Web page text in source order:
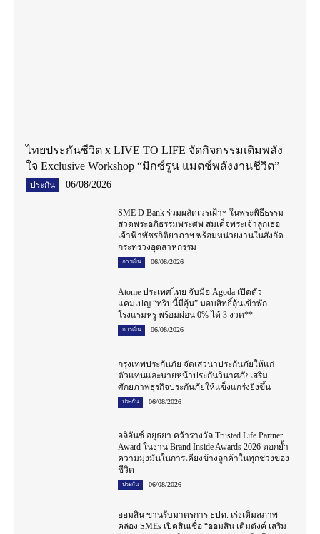
ไทยประกันชีวิต x LIVE TO LIFE จัดกิจกรรมเติมพลัง
ใจ Exclusive Workshop “มิกซ์รูน แมตช์พลังงานชีวิต”
ประกัน 06/08/2026
SME D Bank ร่วมผลัดเวรเฝ้าฯ ในพระพิธีธรรม
สวดพระอภิธรรมพระศพ สมเด็จพระเจ้าลูกเธอ
เจ้าฟ้าพัชรกิติยาภาฯ พร้อมหน่วยงานในสังกัด
กระทรวงอุตสาหกรรม
การเงิน 06/08/2026
Atome ประเทศไทย จับมือ Agoda เปิดตัว
แคมเปญ “ทริปนี้มีลุ้น” มอบสิทธิ์ลุ้นเข้าพัก
โรงแรมหรู พร้อมผ่อน 0% ได้ 3 งวด**
การเงิน 06/08/2026
กรุงเทพประกันภัย จัดเสวนาประกันภัยให้แก่
ตัวแทนและนายหน้าประกันวินาศภัยเสริม
ศักยภาพธุรกิจประกันภัยให้แข็งแกร่งยิ่งขึ้น
ประกัน 06/08/2026
อลิอันซ์ อยุธยา คว้ารางวัล Trusted Life Partner
Award ในงาน Brand Inside Awards 2026 ตอกย้ำ
ความมุ่งมั่นในการเคียงข้างลูกค้าในทุกช่วงของ
ชีวิต
ประกัน 06/08/2026
ออมสิน ขานรับมาตรการ ธปท. เร่งเติมสภาพ
คล่อง SMEs เปิดสินเชื่อ “ออมสิน เติมตังค์ เสริม